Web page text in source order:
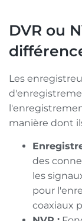
DVR ou
Les
manière dont
des
les
pour
coaxiaux